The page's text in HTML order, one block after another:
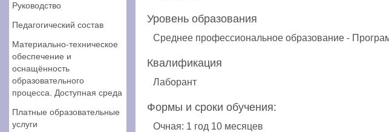
Руководство
Педагогический состав
Материально-техническое
обеспечение и
оснащённость
образовательного
процесса. Доступная среда
Платные образовательные
услуги
Уровень образования
Среднее профессиональное образование -
Квалификация
Лаборант
Формы и сроки обучения:
Очная: 1 год 10 месяцев